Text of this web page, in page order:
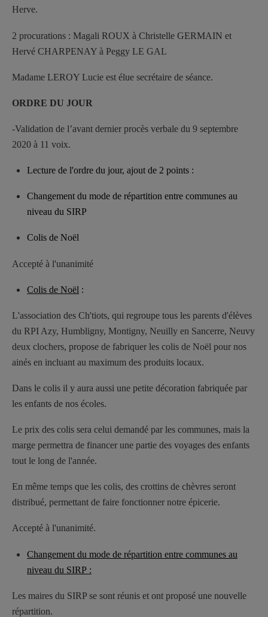
Herve.
2 procurations : Magali ROUX à Christelle GERMAIN et
Hervé CHARPENAY à Peggy LE GAL
Madame LEROY Lucie est élue secrétaire de séance.
ORDRE DU JOUR
-Validation de l’avant dernier procès verbale du 9 septembre
2020 à 11 voix.
Lecture de l'ordre du jour, ajout de 2 points :
Changement du mode de répartition entre communes au
niveau du SIRP
Colis de Noël
Accepté à l'unanimité
Colis de Noël :
L'association des Ch'tiots, qui regroupe tous les parents d'élèves
du RPI Azy, Humbligny, Montigny, Neuilly en Sancerre, Neuvy
deux clochers, propose de fabriquer les colis de Noël pour nos
ainés en incluant au maximum des produits locaux.
Dans le colis il y aura aussi une petite décoration fabriquée par
les enfants de nos écoles.
Le prix des colis sera celui demandé par les communes, mais la
marge permettra de financer une partie des voyages des enfants
tout le long de l'année.
En même temps que les colis, des crottins de chèvres seront
distribué, permettant de faire fonctionner notre épicerie.
Accepté à l'unanimité.
Changement du mode de répartition entre communes au
niveau du SIRP :
Les maires du SIRP se sont réunis et ont proposé une nouvelle
répartition.